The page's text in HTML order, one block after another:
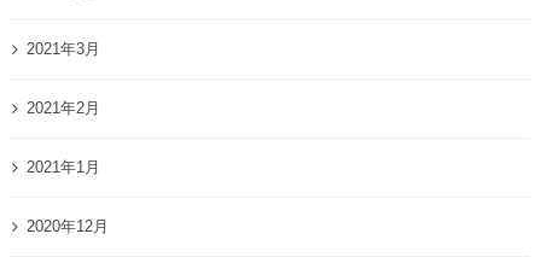
2021年3月
2021年2月
2021年1月
2020年12月